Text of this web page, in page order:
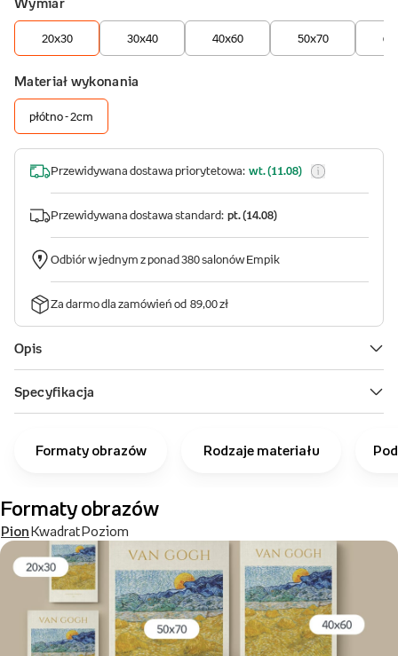
Formaty obrazów Rodzaje materiału
Formaty obrazów
PionKwadratPoziom